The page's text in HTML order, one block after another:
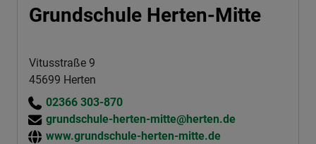
Grundschule Herten-Mitte
Vitusstraße 9
45699 Herten
02366 303-870
grundschule-herten-mitte@herten.de
www.grundschule-herten-mitte.de